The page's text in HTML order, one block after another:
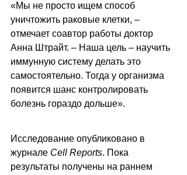
«Мы не просто ищем способ
уничтожить раковые клетки, –
отмечает соавтор работы доктор
Анна Штрайт. – Наша цель – научить
иммунную систему делать это
самостоятельно. Тогда у организма
появится шанс контролировать
болезнь гораздо дольше».
Исследование опубликовано в
журнале Cell Reports. Пока
результаты получены на раннем